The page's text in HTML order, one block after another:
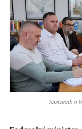
Sastanak o